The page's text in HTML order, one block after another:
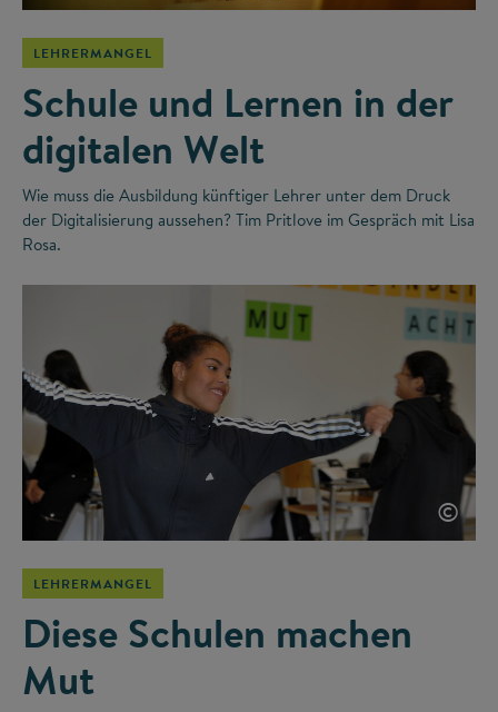
LEHRERMANGEL
Schule und Lernen in der
digitalen Welt
Wie muss die Ausbildung künftiger Lehrer unter dem Druck
der Digitalisierung aussehen? Tim Pritlove im Gespräch mit Lisa
Rosa.
©
LEHRERMANGEL
Diese Schulen machen
Mut